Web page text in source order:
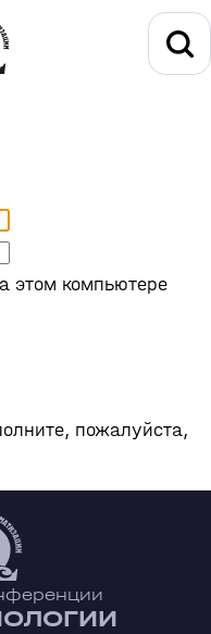
этом компьютере
пожалуйста,